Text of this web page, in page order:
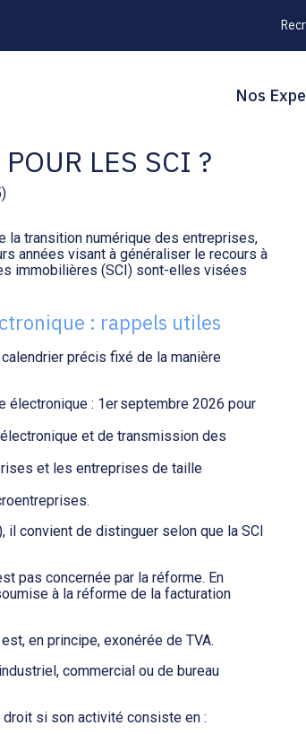
Nos
LES SCI ?
la transition numérique des entreprises,
années visant à généraliser le recours à
immobilières (SCI) sont-elles visées
: rappels utiles
précis fixé de la manière
: 1er septembre 2026 pour
et de transmission des
et les entreprises de taille
convient de distinguer selon que la SCI
pas concernée par la réforme. En
à la réforme de la facturation
en principe, exonérée de TVA.
commercial ou de bureau
droit si son activité consiste en :